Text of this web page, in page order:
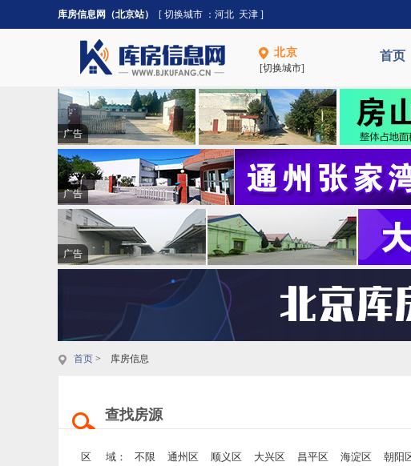
库房信息网（北京站） [ 切换城市 ： 河北 天津 ]
北京
[切换城市]
首页
广告
广告
广告
首页 > 库房信息
查找房源
区 域： 不限 通州区 顺义区 大兴区 昌平区 海淀区 朝阳